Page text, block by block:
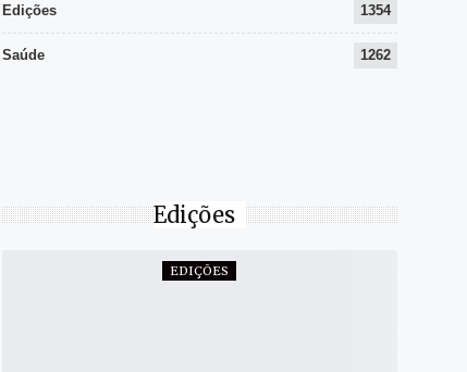
Edições 1354
Saúde 1262
Edições
EDIÇÕES